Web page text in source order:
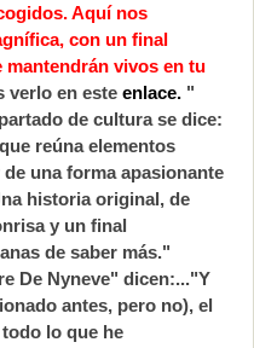
Aquí nos
con un final
mantendrán vivos en tu
verlo en esteenlace. "
de cultura se dice:
reúna elementos
una forma apasionante
historia original, de
y un final
de saber más."
De Nyneve" dicen:..."Y
antes, pero no), el
lo que he